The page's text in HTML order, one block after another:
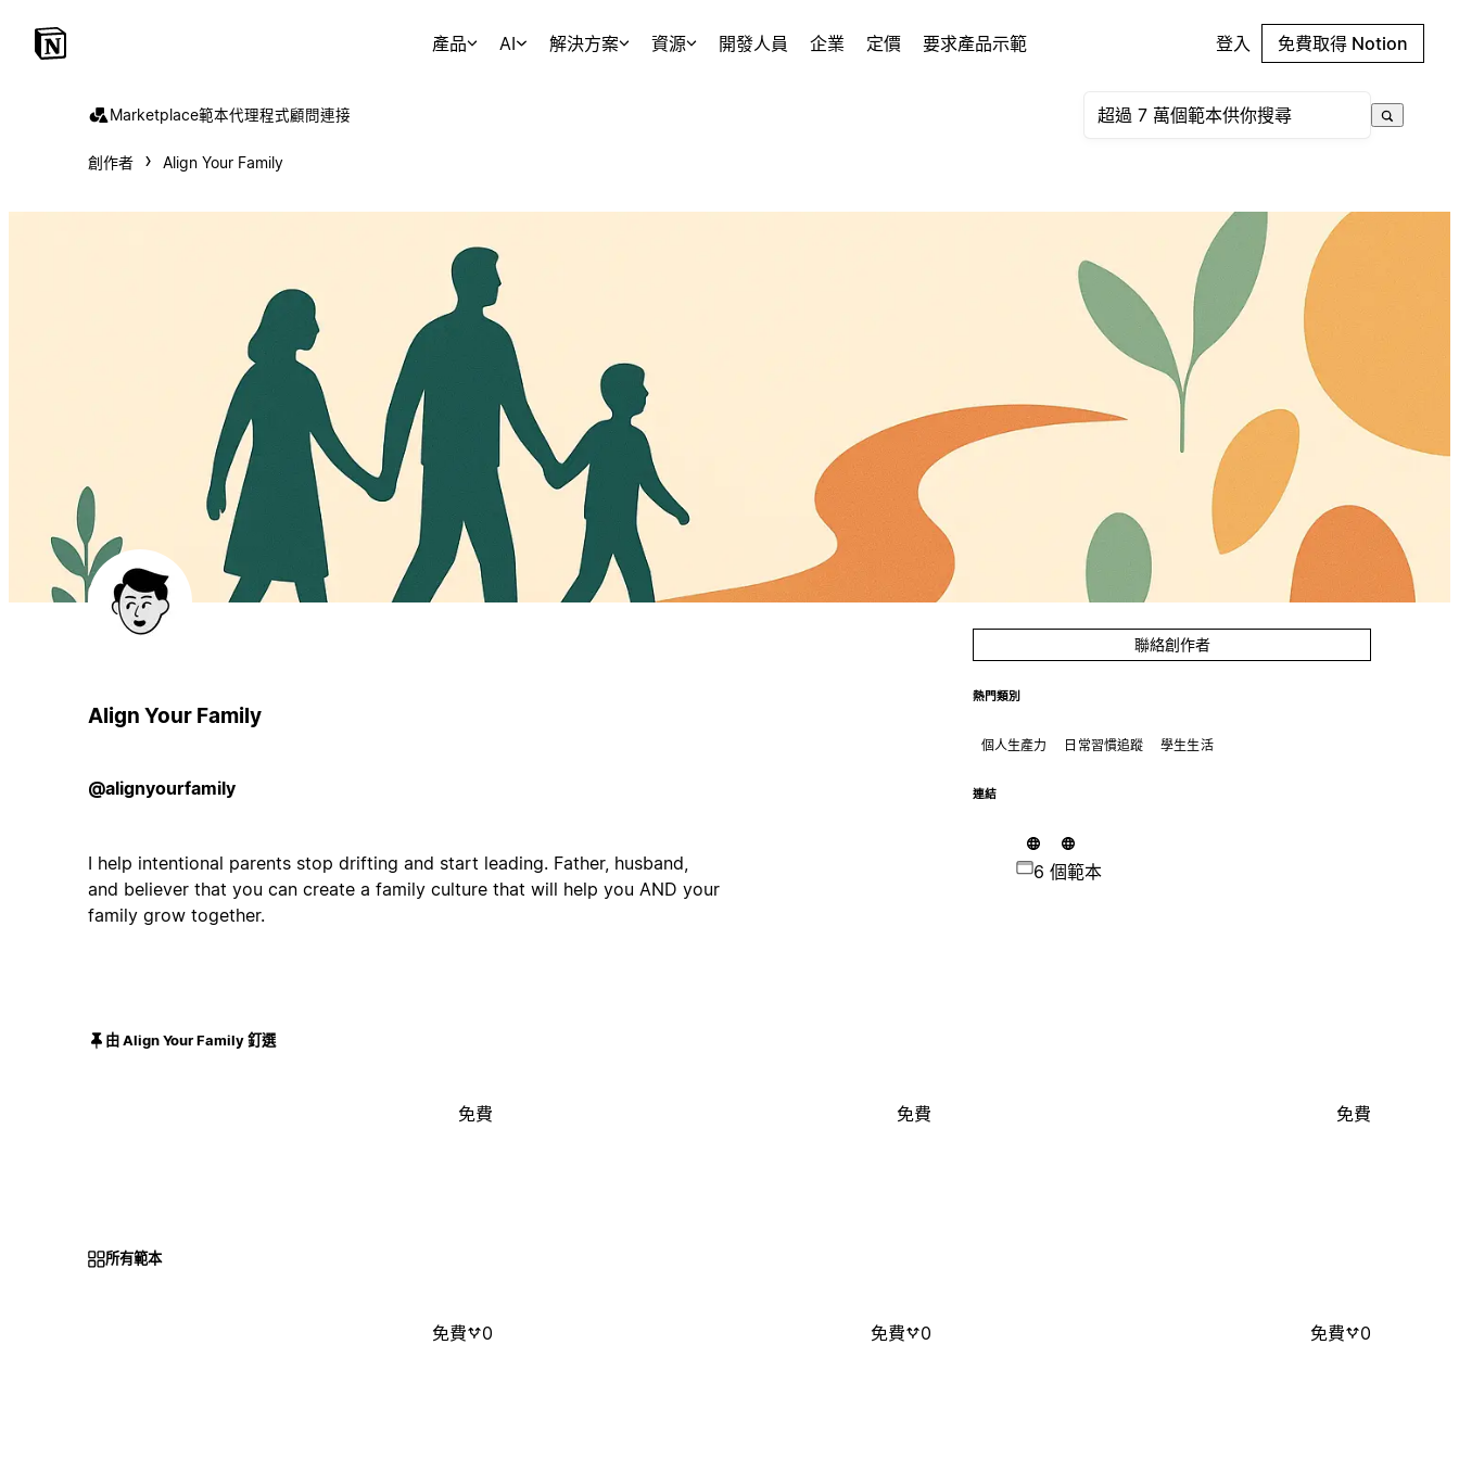
產品 AI 解決方案 資源 開發人員 企業 定價 要求產品示範 登入 免費取得 Notion
Marketplace範本代理程式顧問連接
創作者 Align Your Family
Align Your Family
@alignyourfamily
I help intentional parents stop drifting and start leading. Father, husband,
and believer that you can create a family culture that will help you AND your
family grow together.
聯絡創作者
熱門類別
個人生產力 日常習慣追蹤 學生生活
連結
6 個範本
由 Align Your Family 釘選
免費 免費 免費
所有範本
免費 0 免費 0 免費 0